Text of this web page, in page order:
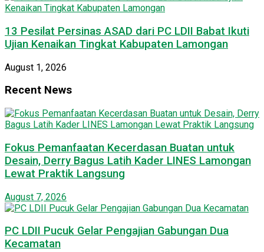
13 Pesilat Persinas ASAD dari PC LDII Babat Ikuti
Ujian Kenaikan Tingkat Kabupaten Lamongan
August 1, 2026
Recent News
Fokus Pemanfaatan Kecerdasan Buatan untuk
Desain, Derry Bagus Latih Kader LINES Lamongan
Lewat Praktik Langsung
August 7, 2026
PC LDII Pucuk Gelar Pengajian Gabungan Dua
Kecamatan